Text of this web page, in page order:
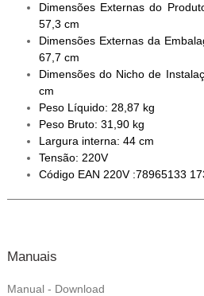
Dimensões Externas do
57,3 cm
Dimensões Externas da
67,7 cm
Dimensões do Nicho de
cm
Peso Líquido: 28,87 kg
Peso Bruto: 31,90 kg
Largura interna: 44 cm
Tensão: 220V
Código EAN 220V :78965133
Manuais
Manual - Download